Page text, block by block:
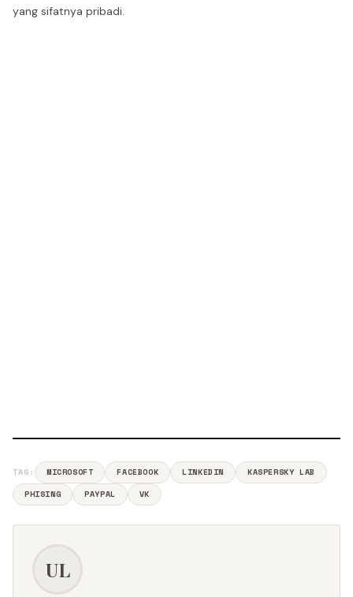
yang sifatnya pribadi.
TAG: MICROSOFT FACEBOOK LINKEDIN
KASPERSKY LAB
PHISING
PAYPAL VK
UL